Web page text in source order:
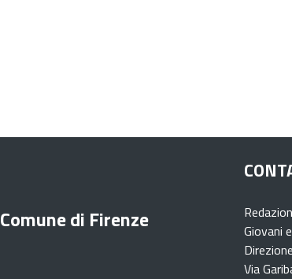
Comune di Firenze
Giovani
Via